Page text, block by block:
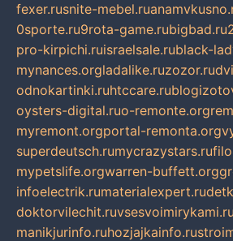
fexer.rusnite-mebel.ru
0sporte.ru9rota-game.rubigbad.ru
pro-kirpichi.ruisraelsale.rublack-
mynances.orgladalike.ruzozor.ru
odnokartinki.ruhtccare.ru
oysters-digital.ruo-remonte.org
myremont.orgportal-remonta.org
superdeutsch.rumycrazystars.ru
mypetslife.orgwarren-buffett.org
infoelectrik.rumaterialexpert.ru
doktorvilechit.ruvsesvoimirykami.ru
manikjurinfo.ruhozjajkainfo.ru